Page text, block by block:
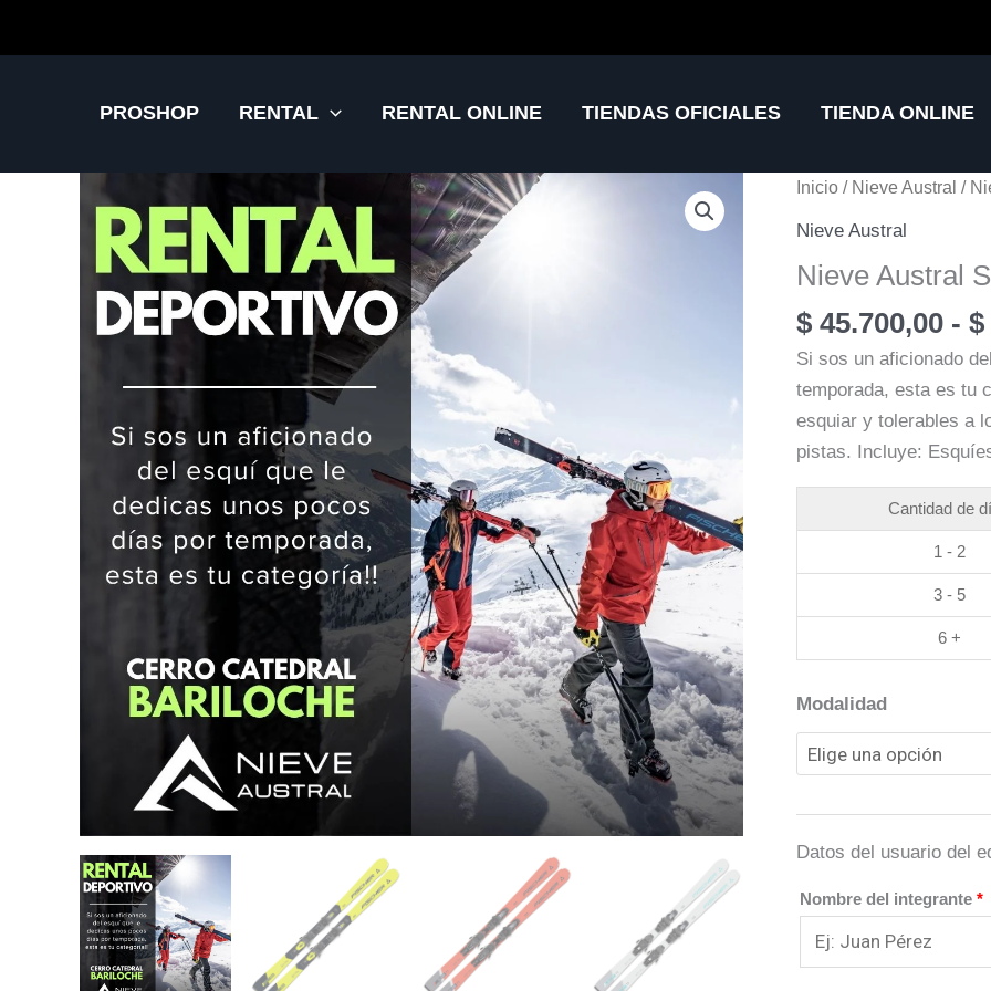
PROSHOP RENTAL RENTAL ONLINE TIENDAS OFICIALES TIENDA ONLINE
Inicio / Nieve Austral /
Nieve Austral
Nieve Austral
$ 45.700,00 - $
Si sos un aficionado
temporada, esta es tu
esquiar y tolerables a
pistas. Incluye:
Cantidad de
1 - 2
3 - 5
6 +
Modalidad
Datos del usuario del
Nombre del integrante *